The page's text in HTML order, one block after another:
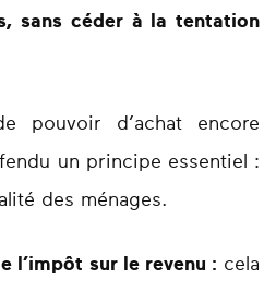
sans céder à la tentation
pouvoir d’achat encore
un principe essentiel :
des ménages.
l’impôt sur le revenu : cela